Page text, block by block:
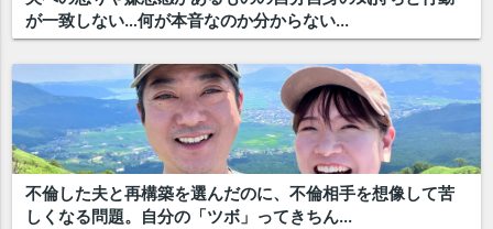
が一致しない…何が本音なのか分からない...
不倫した夫と再構築を選んだのに、不倫相手を想像して苦
しくなる問題。自分の「ツボ」ってきちん...